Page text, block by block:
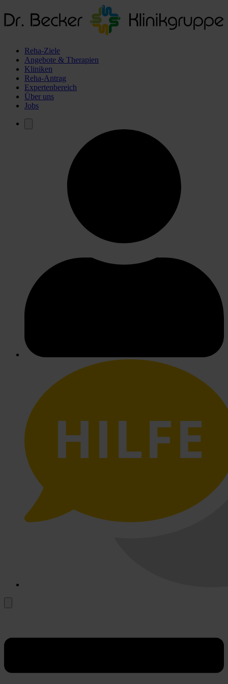
Reha-Ziele
Angebote & Therapien
Kliniken
Reha-Antrag
Expertenbereich
Über uns
Jobs
HILFE